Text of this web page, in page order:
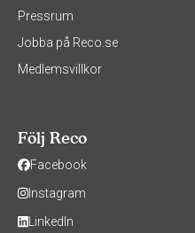
Pressrum
Jobba på Reco.se
Medlemsvillkor
Följ Reco
Facebook
Instagram
LinkedIn